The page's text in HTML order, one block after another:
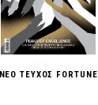
ΝΕΟ ΤΕΥΧΟΣ FORTUNE